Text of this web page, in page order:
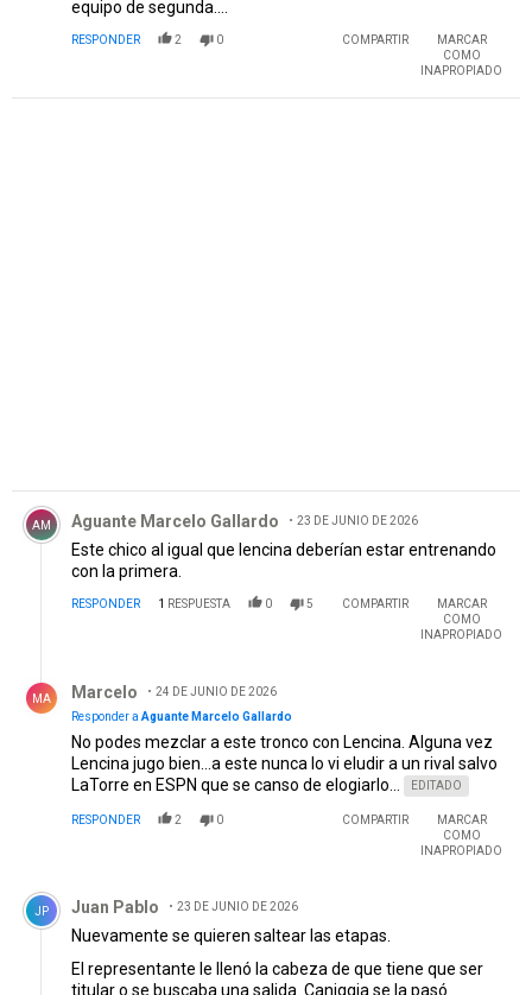
equipo de segunda....
RESPONDER 2 0 COMPARTIR
MARCAR
COMO
INAPROPIADO
Comentario de Aguante Marcelo Gallardo.
AM Aguante Marcelo Gallardo 23 DE JUNIO DE 2026
Este chico al igual que lencina deberían estar entrenando
con la primera.
RESPONDER 1 RESPUESTA 0 5 COMPARTIR
MARCAR
COMO
INAPROPIADO
MA Marcelo
24 DE JUNIO DE 2026
Responder a Aguante Marcelo Gallardo
No podes mezclar a este tronco con Lencina. Alguna vez
Lencina jugo bien...a este nunca lo vi eludir a un rival salvo
LaTorre en ESPN que se canso de elogiarlo...
EDITADO
RESPONDER 2 0 COMPARTIR
MARCAR
COMO
INAPROPIADO
Comentario de Juan Pablo.
JP Juan Pablo 23 DE JUNIO DE 2026
Nuevamente se quieren saltear las etapas.
El representante le llenó la cabeza de que tiene que ser
titular o se buscaba una salida. Caniggia se la pasó